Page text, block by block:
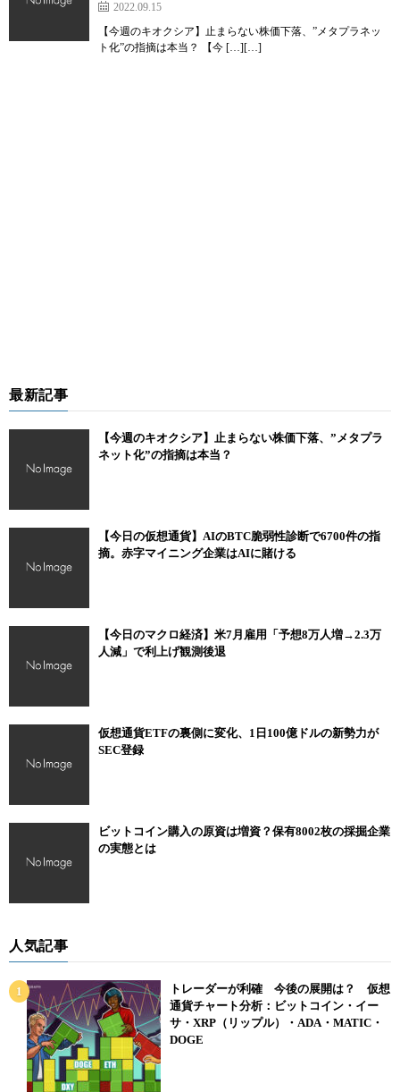
2022.09.15
【今週のキオクシア】止まらない株価下落、”メタプラネッ
ト化”の指摘は本当？ 【今 […][…]
最新記事
【今週のキオクシア】止まらない株価下落、”メタプラ
ネット化”の指摘は本当？
【今日の仮想通貨】AIのBTC脆弱性診断で6700件の指
摘。赤字マイニング企業はAIに賭ける
【今日のマクロ経済】米7月雇用「予想8万人増→2.3万
人減」で利上げ観測後退
仮想通貨ETFの裏側に変化、1日100億ドルの新勢力が
SEC登録
ビットコイン購入の原資は増資？保有8002枚の採掘企業
の実態とは
人気記事
トレーダーが利確 今後の展開は？ 仮想
通貨チャート分析：ビットコイン・イー
サ・XRP（リップル）・ADA・MATIC・
DOGE